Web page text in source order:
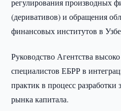
регулирования производных
(деривативов) и обращения
финансовых институтов в
Руководство Агентства
специалистов ЕБРР в
практик в процесс разработки
рынка капитала.